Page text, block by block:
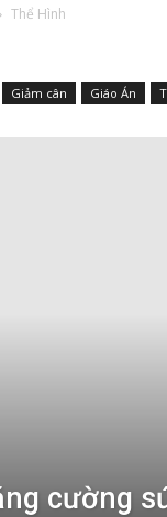
Thể Hình
Giảm cân Giáo Án
cường